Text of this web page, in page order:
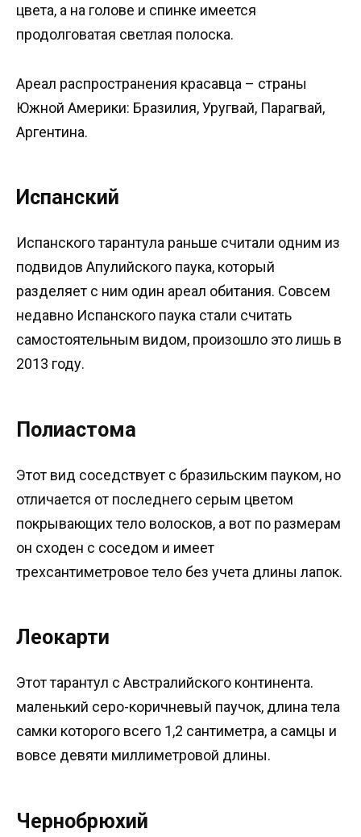
цвета, а на голове и спинке имеется
продолговатая светлая полоска.
Ареал распространения красавца – страны
Южной Америки: Бразилия, Уругвай, Парагвай,
Аргентина.
Испанский
Испанского тарантула раньше считали одним из
подвидов Апулийского паука, который
разделяет с ним один ареал обитания. Совсем
недавно Испанского паука стали считать
самостоятельным видом, произошло это лишь в
2013 году.
Полиастома
Этот вид соседствует с бразильским пауком, но
отличается от последнего серым цветом
покрывающих тело волосков, а вот по размерам
он сходен с соседом и имеет
трехсантиметровое тело без учета длины лапок.
Леокарти
Этот тарантул с Австралийского континента.
маленький серо-коричневый паучок, длина тела
самки которого всего 1,2 сантиметра, а самцы и
вовсе девяти миллиметровой длины.
Чернобрюхий